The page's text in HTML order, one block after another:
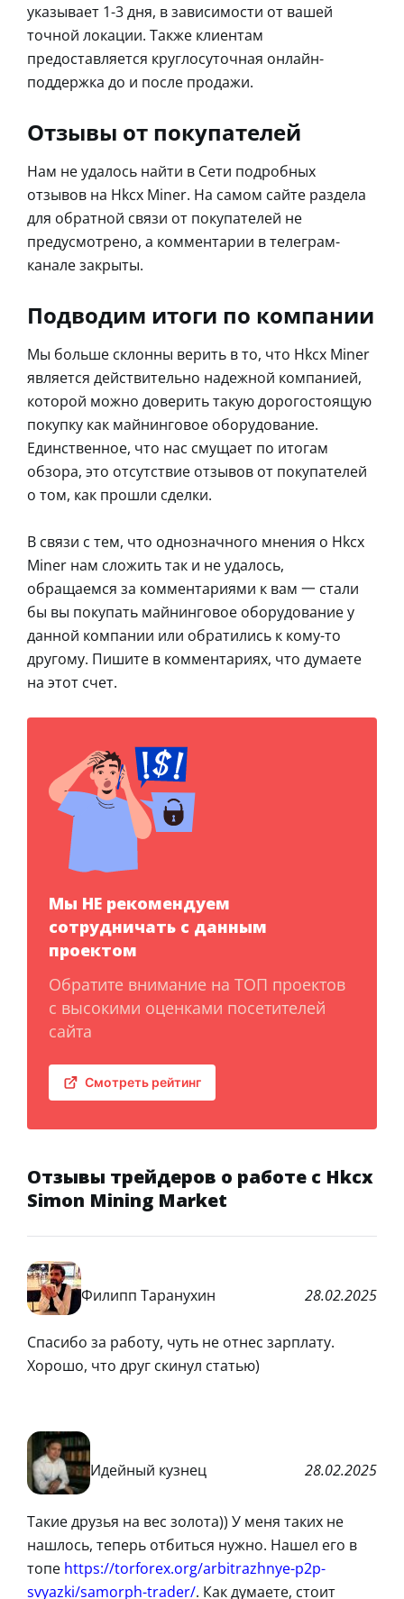
указывает 1-3 дня, в зависимости от вашей
точной локации. Также клиентам
предоставляется круглосуточная онлайн-
поддержка до и после продажи.
Отзывы от покупателей
Нам не удалось найти в Сети подробных
отзывов на Hkcx Miner. На самом сайте раздела
для обратной связи от покупателей не
предусмотрено, а комментарии в телеграм-
канале закрыты.
Подводим итоги по компании
Мы больше склонны верить в то, что Hkcx Miner
является действительно надежной компанией,
которой можно доверить такую дорогостоящую
покупку как майнинговое оборудование.
Единственное, что нас смущает по итогам
обзора, это отсутствие отзывов от покупателей
о том, как прошли сделки.
В связи с тем, что однозначного мнения о Hkcx
Miner нам сложить так и не удалось,
обращаемся за комментариями к вам 一 стали
бы вы покупать майнинговое оборудование у
данной компании или обратились к кому-то
другому. Пишите в комментариях, что думаете
на этот счет.
Мы НЕ рекомендуем
сотрудничать с данным
проектом
Обратите внимание на ТОП проектов
с высокими оценками посетителей
сайта
Смотреть рейтинг
Отзывы трейдеров о работе с Hkcx
Simon Mining Market
Филипп Таранухин 28.02.2025
Спасибо за работу, чуть не отнес зарплату.
Хорошо, что друг скинул статью)
Идейный кузнец 28.02.2025
Такие друзья на вес золота)) У меня таких не
нашлось, теперь отбиться нужно. Нашел его в
топе https://torforex.org/arbitrazhnye-p2p-
svyazki/samorph-trader/. Как думаете, стоит